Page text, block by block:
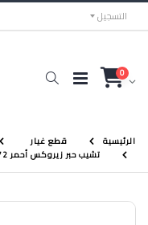
التسجيل
0
الرئيسية قطع غيار
تشيب حبر زيروكس أحمر 71/72 جديد اصلي